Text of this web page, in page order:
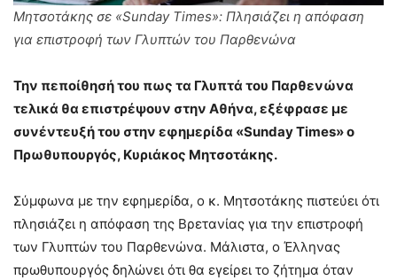
Μητσοτάκης σε «Sunday Times»: Πλησιάζει η απόφαση
για επιστροφή των Γλυπτών του Παρθενώνα
Την πεποίθησή του πως τα Γλυπτά του Παρθενώνα
τελικά θα επιστρέψουν στην Αθήνα, εξέφρασε με
συνέντευξή του στην εφημερίδα «Sunday Times» ο
Πρωθυπουργός, Κυριάκος Μητσοτάκης.
Σύμφωνα με την εφημερίδα, ο κ. Μητσοτάκης πιστεύει ότι
πλησιάζει η απόφαση της Βρετανίας για την επιστροφή
των Γλυπτών του Παρθενώνα. Μάλιστα, ο Έλληνας
πρωθυπουργός δηλώνει ότι θα εγείρει το ζήτημα όταν